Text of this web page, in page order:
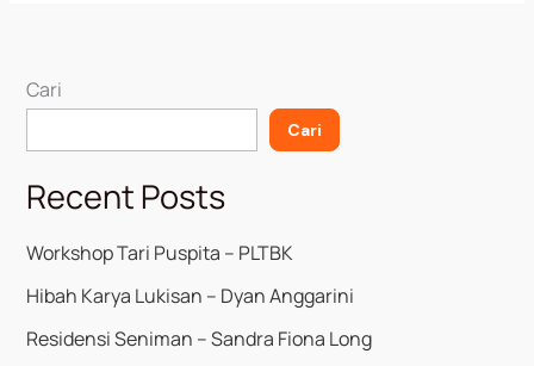
Cari
Cari
Recent Posts
Workshop Tari Puspita – PLTBK
Hibah Karya Lukisan – Dyan Anggarini
Residensi Seniman – Sandra Fiona Long